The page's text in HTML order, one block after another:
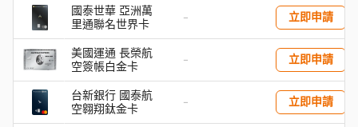
國泰世華 亞洲萬
里通聯名世界卡
- 立即申請
美國運通 長榮航
空簽帳白金卡
- 立即申請
台新銀行 國泰航
空翱翔鈦金卡
- 立即申請